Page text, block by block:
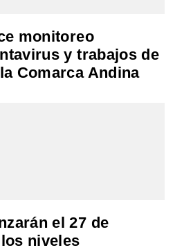
monitoreo
y trabajos de
Comarca Andina
el 27 de
niveles